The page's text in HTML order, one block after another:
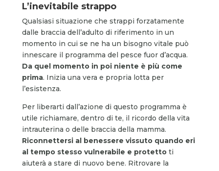
L’inevitabile strappo
Qualsiasi situazione che strappi forzatamente
dalle braccia dell’adulto di riferimento in un
momento in cui se ne ha un bisogno vitale può
innescare il programma del pesce fuor d’acqua.
Da quel momento in poi niente è più come
prima. Inizia una vera e propria lotta per
l’esistenza.
Per liberarti dall’azione di questo programma è
utile richiamare, dentro di te, il ricordo della vita
intrauterina o delle braccia della mamma.
Riconnettersi al benessere vissuto quando eri
al tempo stesso vulnerabile e protettoti
aiuterà a stare di nuovo bene. Ritrovare la